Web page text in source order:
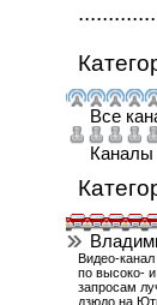
Все
Каналы
Видео-
по высоко-
запросам
дзюдо на